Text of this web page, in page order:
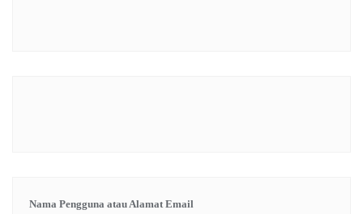
Nama Pengguna atau Alamat Email